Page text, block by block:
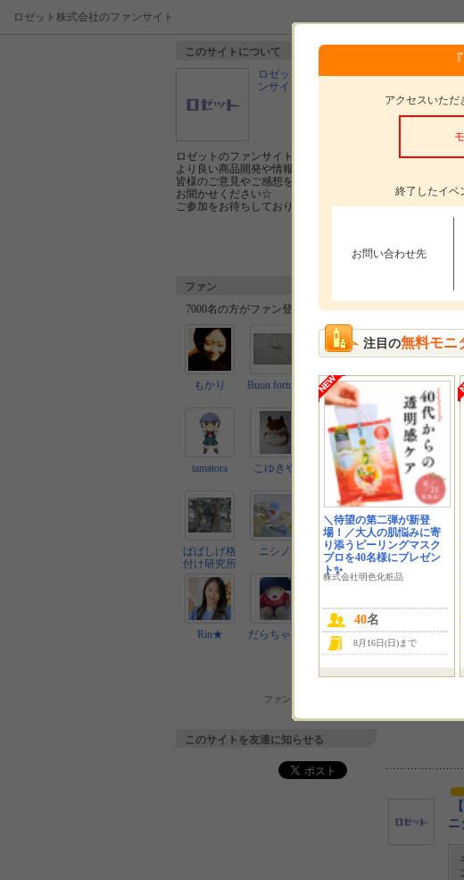
ロゼット株式会社のファンサイト
アクセスいただ
終了したイベ
お問い合わせ先
注目の無料モニ
＼待望の第二弾が新登
場！／大人の肌悩みに寄
り添うピーリングマスク
プロを40名様にプレゼン
ト✨
株式会社明色化粧品
40名
8月16日(日)まで
ニ
このサイトについて
ロゼット株式会社のファ
ンサイト
ロゼットのファンサイトへようこそ！
より良い商品開発や情報発信のために、
皆様のご意見やご感想を
お聞かせください☆
ご参加をお待ちしております♪
ファン
7000名の方がファン登録しています。
もかり Buon fortuna あこ
tamatora こゆきや ららら
ばばしげ格
付け研究所
ニシノ うさぎ
Rin★ だらちゃん ひろ
ファン一覧へ
ファンからのコメントへ
このサイトを友達に知らせる